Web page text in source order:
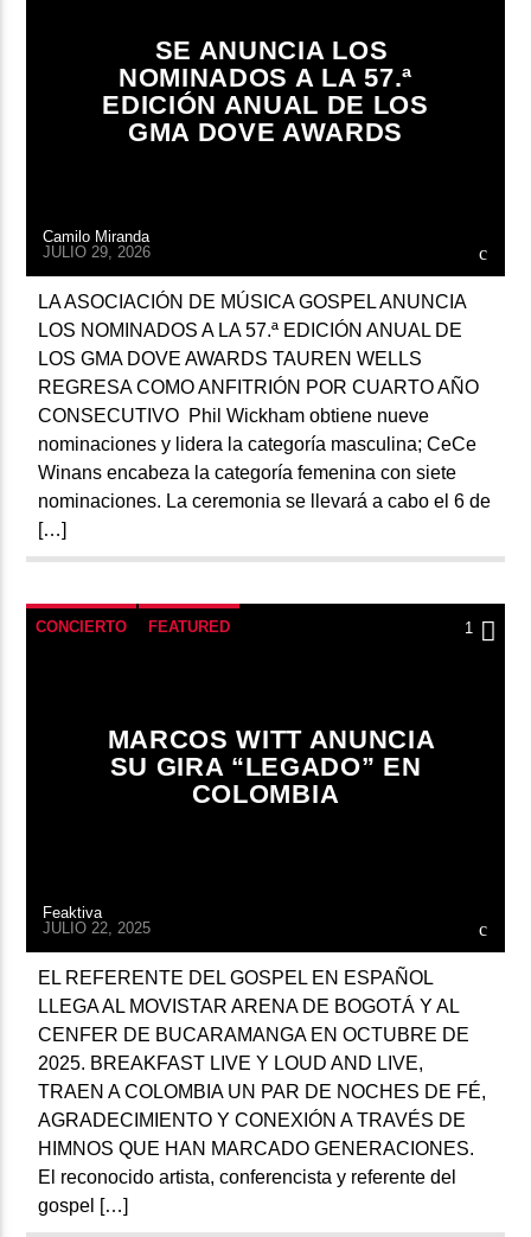
SE ANUNCIA LOS
NOMINADOS A LA 57.ª
EDICIÓN ANUAL DE LOS
GMA DOVE AWARDS
Camilo Miranda
JULIO 29, 2026
LA ASOCIACIÓN DE MÚSICA GOSPEL ANUNCIA
LOS NOMINADOS A LA 57.ª EDICIÓN ANUAL DE
LOS GMA DOVE AWARDS TAUREN WELLS
REGRESA COMO ANFITRIÓN POR CUARTO AÑO
CONSECUTIVO Phil Wickham obtiene nueve
nominaciones y lidera la categoría masculina; CeCe
Winans encabeza la categoría femenina con siete
nominaciones. La ceremonia se llevará a cabo el 6 de
[…]
CONCIERTO FEATURED 1
MARCOS WITT ANUNCIA
SU GIRA “LEGADO” EN
COLOMBIA
Feaktiva
JULIO 22, 2025
EL REFERENTE DEL GOSPEL EN ESPAÑOL
LLEGA AL MOVISTAR ARENA DE BOGOTÁ Y AL
CENFER DE BUCARAMANGA EN OCTUBRE DE
2025. BREAKFAST LIVE Y LOUD AND LIVE,
TRAEN A COLOMBIA UN PAR DE NOCHES DE FÉ,
AGRADECIMIENTO Y CONEXIÓN A TRAVÉS DE
HIMNOS QUE HAN MARCADO GENERACIONES.
El reconocido artista, conferencista y referente del
gospel […]